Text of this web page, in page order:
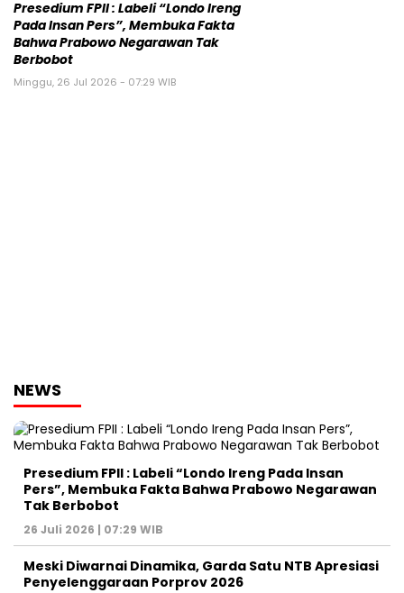
Presedium FPII : Labeli “Londo Ireng
Pada Insan Pers”, Membuka Fakta
Bahwa Prabowo Negarawan Tak
Berbobot
Minggu, 26 Jul 2026 - 07:29 WIB
NEWS
Presedium FPII : Labeli “Londo Ireng Pada Insan
Pers”, Membuka Fakta Bahwa Prabowo Negarawan
Tak Berbobot
26 Juli 2026 | 07:29 WIB
Meski Diwarnai Dinamika, Garda Satu NTB Apresiasi
Penyelenggaraan Porprov 2026 ‎